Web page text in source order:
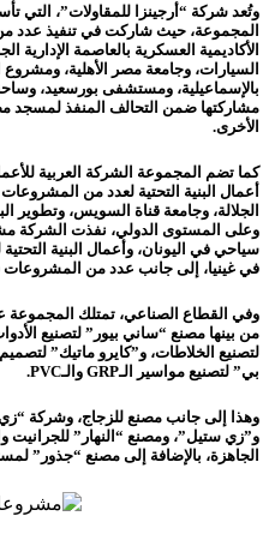
المجموعة، حيث شاركت في تنفيذ عدد
الأكاديمية العسكرية بالعاصمة الإدارية
السيارات، وجامعة مصر الأهلية، ومشروع
بالإسماعيلية، ومستشفى بورسعيد،
مشاركتها ضمن التحالف المنفذ لمسجد
الأخرى.
كما تضم المجموعة الشركة العربية
أعمال البنية التحتية لعدد من المشروعات
الجلالة، وجامعة قناة السويس، وتطوير
وعلى المستوى الدولي، نفذت الشركة
سياحي في اليونان، وأعمال البنية التحتية
في غينيا، إلى جانب عدد من المشروعات
وفي القطاع الصناعي، تمتلك المجموعة
من بينها مصنع “ساني بيور” لتصنيع
لتصنيع الخلاطات، و”كايرو ماتيك”
بي” لتصنيع مواسير الـGRP والـPVC.
وهذا إلى جانب مصنع للزجاج، وشركة “زي
و”زي ستيل”، ومصنع “النهار” للجرانيت
الجاهزة، بالإضافة إلى مصنع “جذور”